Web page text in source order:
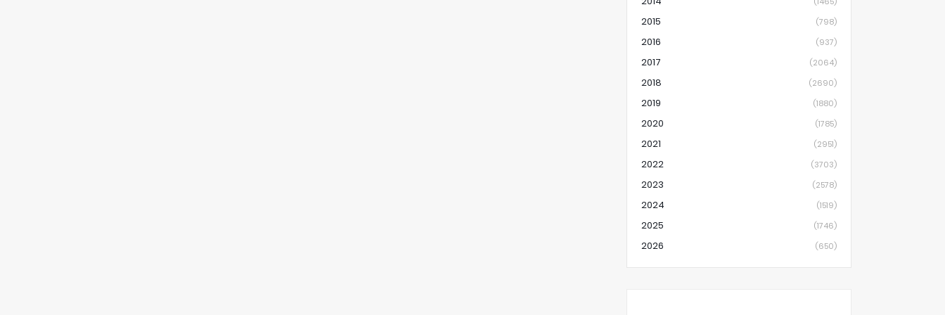
2015 (798)
2016 (937)
2017 (2064)
2018 (2690)
2019 (1880)
2020 (1785)
2021 (2951)
2022 (3703)
2023 (2578)
2024 (1519)
2025 (1746)
2026 (650)